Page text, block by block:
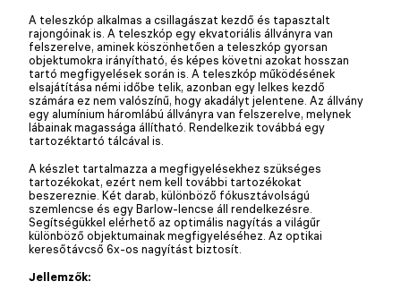
A teleszkóp alkalmas a csillagászat kezdő és tapasztalt
rajongóinak is. A teleszkóp egy ekvatoriális állványra van
felszerelve, aminek köszönhetően a teleszkóp gyorsan
objektumokra irányítható, és képes követni azokat hosszan
tartó megfigyelések során is. A teleszkóp működésének
elsajátítása némi időbe telik, azonban egy lelkes kezdő
számára ez nem valószínű, hogy akadályt jelentene. Az állvány
egy alumínium háromlábú állványra van felszerelve, melynek
lábainak magassága állítható. Rendelkezik továbbá egy
tartozéktartó tálcával is.
A készlet tartalmazza a megfigyelésekhez szükséges
tartozékokat, ezért nem kell további tartozékokat
beszereznie. Két darab, különböző fókusztávolságú
szemlencse és egy Barlow-lencse áll rendelkezésre.
Segítségükkel elérhető az optimális nagyítás a világűr
különböző objektumainak megfigyeléséhez. Az optikai
keresőtávcső 6x-os nagyítást biztosít.
Jellemzők: